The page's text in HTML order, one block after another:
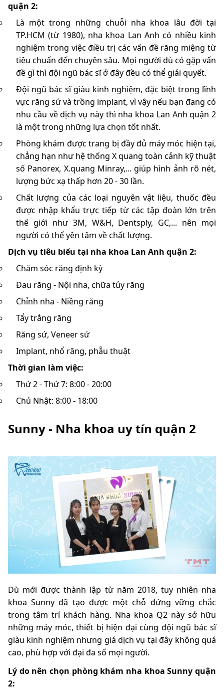
quận 2:
Là một trong những chuỗi nha khoa lâu đời tại
TP.HCM (từ 1980), nha khoa Lan Anh có nhiều kinh
nghiệm trong việc điều trị các vấn đề răng miệng từ
tiêu chuẩn đến chuyên sâu. Mọi người dù có gặp vấn
đề gì thì đội ngũ bác sĩ ở đây đều có thể giải quyết.
Đội ngũ bác sĩ giàu kinh nghiệm, đặc biệt trong lĩnh
vực răng sứ và trồng implant, vì vậy nếu bạn đang có
nhu cầu về dịch vụ này thì nha khoa Lan Anh quận 2
là một trong những lựa chọn tốt nhất.
Phòng khám được trang bị đầy đủ máy móc hiện tại,
chẳng hạn như hệ thống X quang toàn cảnh kỹ thuật
số Panorex, X.quang Minray,... giúp hình ảnh rõ nét,
lượng bức xạ thấp hơn 20 - 30 lần.
Chất lượng của các loại nguyên vật liệu, thuốc đều
được nhập khẩu trực tiếp từ các tập đoàn lớn trên
thế giới như 3M, W&H, Dentsply, GC,... nên mọi
người có thể yên tâm về chất lượng.
Dịch vụ tiêu biểu tại nha khoa Lan Anh quận 2:
Chăm sóc răng định kỳ
Đau răng - Nội nha, chữa tủy răng
Chỉnh nha - Niềng răng
Tẩy trắng răng
Răng sứ, Veneer sứ
Implant, nhổ răng, phẫu thuật
Thời gian làm việc:
Thứ 2 - Thứ 7: 8:00 - 20:00
Chủ Nhật: 8:00 - 18:00
Sunny - Nha khoa uy tín quận 2
Dù mới được thành lập từ năm 2018, tuy nhiên nha
khoa Sunny đã tạo được một chỗ đứng vững chắc
trong tâm trí khách hàng. Nha khoa Q2 này sở hữu
những máy móc, thiết bị hiện đại cùng đội ngũ bác sĩ
giàu kinh nghiệm nhưng giá dịch vụ tại đây không quá
cao, phù hợp với đại đa số mọi người.
Lý do nên chọn phòng khám nha khoa Sunny quận
2: